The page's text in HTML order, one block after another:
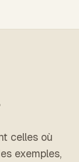
celles où
exemples,